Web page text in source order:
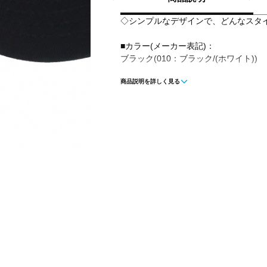
◇シンプルなデザインで、どんなスタ
■カラー(メーカー表記)：
ブラック(010：ブラック/(ホワイト))
■生産国：中国
商品説明を詳しく見る